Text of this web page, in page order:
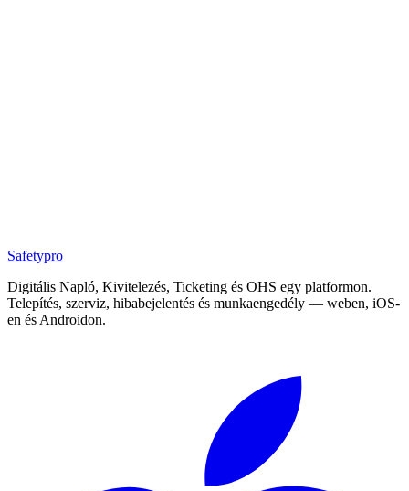
Safetypro
Digitális Napló, Kivitelezés, Ticketing és OHS egy platformon.
Telepítés, szerviz, hibabejelentés és munkaengedély — weben, iOS-
en és Androidon.